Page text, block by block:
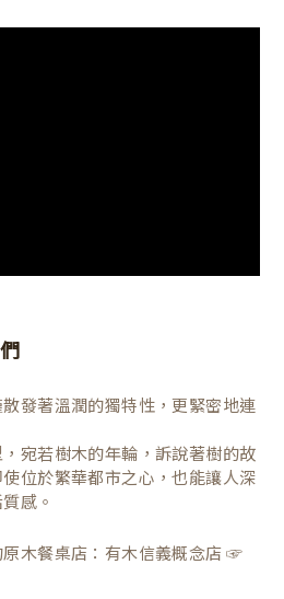
發著溫潤的獨特性，更緊密地連
宛若樹木的年輪，訴說著樹的故
位於繁華都市之心，也能讓人深
感。
木餐桌店：有木信義概念店 ☞